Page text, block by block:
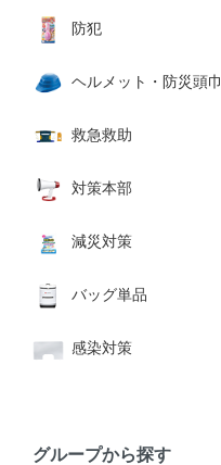
防犯
ヘルメット・防災頭巾
救急救助
対策本部
減災対策
バッグ単品
感染対策
グループから探す